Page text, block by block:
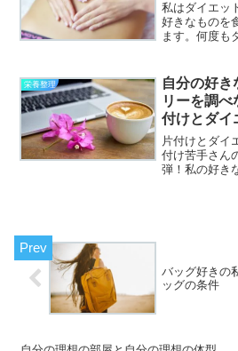
私はダイエッ
好きなものを
ます。何度も
の方がはるか
絞って整える
栄養整理
自分の好き
リーを調
付けとダイ
てみた！
片付けとダイ
付け苦手さん
弾！私の好き
バッグ好きの
ッグの条件